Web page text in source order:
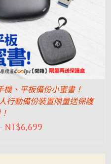
機、平板備份小蜜書！
行動備份裝置限量送保護
NT$6,699